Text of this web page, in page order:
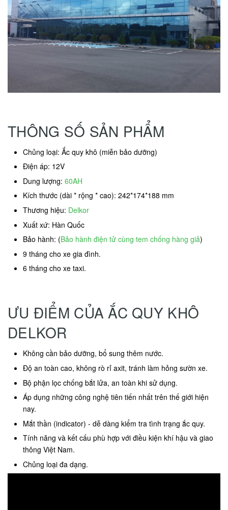
THÔNG SỐ SẢN PHẨM
Chủng loại: Ắc quy khô (miễn bảo dưỡng)
Điện áp: 12V
Dung lượng: 60AH
Kích thước (dài * rộng * cao): 242*174*188 mm
Thương hiệu: Delkor
Xuất xứ: Hàn Quốc
Bảo hành: (Bảo hành điện tử cùng tem chống hàng giả)
9 tháng cho xe gia đình.
6 tháng cho xe taxi.
ƯU ĐIỂM CỦA ẮC QUY KHÔ
DELKOR
Không cần bảo dưỡng, bổ sung thêm nước.
Độ an toàn cao, không rò rỉ axit, tránh làm hỏng sườn xe.
Bộ phận lọc chống bắt lửa, an toàn khi sử dụng.
Áp dụng những công nghệ tiên tiến nhất trên thế giới hiện
nay.
Mắt thần (indicator) - dễ dàng kiểm tra tình trạng ắc quy.
Tính năng và kết cấu phù hợp với điều kiện khí hậu và giao
thông Việt Nam.
Chủng loại đa dạng.